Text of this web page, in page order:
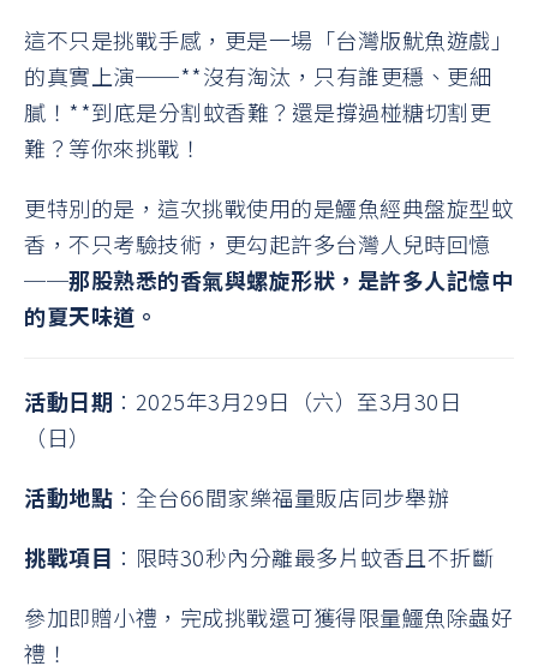
這不只是挑戰手感，更是一場「台灣版魷魚遊戲」
的真實上演──**沒有淘汰，只有誰更穩、更細
膩！**到底是分割蚊香難？還是撐過椪糖切割更
難？等你來挑戰！
更特別的是，這次挑戰使用的是鱷魚經典盤旋型蚊
香，不只考驗技術，更勾起許多台灣人兒時回憶
──那股熟悉的香氣與螺旋形狀，是許多人記憶中
的夏天味道。
活動日期 ：2025年3月29日（六）至3月30日
（日）
活動地點 ：全台66間家樂福量販店同步舉辦
挑戰項目 ：限時30秒內分離最多片蚊香且不折斷
參加即贈小禮，完成挑戰還可獲得限量鱷魚除蟲好
禮！